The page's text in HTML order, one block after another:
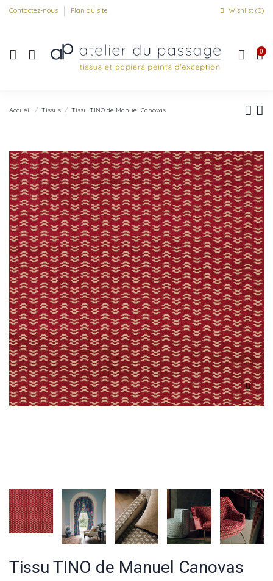
Contactez-nous Plan du site Wishlist (0)
0
Accueil Tissus Tissu TINO de Manuel Canovas
Tissu TINO de Manuel Canovas